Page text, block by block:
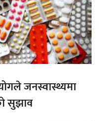
जनस्वास्थ्यमा
सुझाव